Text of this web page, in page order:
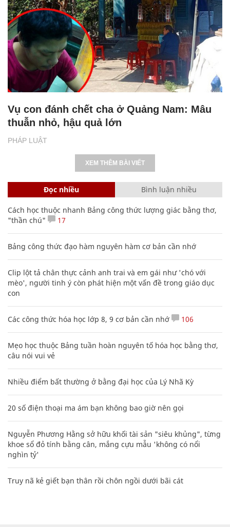
PHÁP LUẬT
Vụ con đánh chết cha ở Quảng Nam: Mâu
thuẫn nhỏ, hậu quả lớn
XEM THÊM BÀI VIẾT
Đọc nhiều Bình luận nhiều
Cách học thuộc nhanh Bảng công thức lượng giác bằng thơ,
"thần chú"
17
Bảng công thức đạo hàm nguyên hàm cơ bản cần nhớ
Clip lột tả chân thực cảnh anh trai và em gái như 'chó với
mèo', người tinh ý còn phát hiện một vấn đề trong giáo dục
con
Các công thức hóa học lớp 8, 9 cơ bản cần nhớ 106
Mẹo học thuộc Bảng tuần hoàn nguyên tố hóa học bằng thơ,
câu nói vui vẻ
Nhiều điểm bất thường ở bằng đại học của Lý Nhã Kỳ
20 số điện thoại ma ám bạn không bao giờ nên gọi
Nguyễn Phương Hằng sở hữu khối tài sản "siêu khủng", từng
khoe sổ đỏ tính bằng cân, mắng cựu mẫu 'không có nổi
nghìn tỷ'
Truy nã kẻ giết bạn thân rồi chôn ngồi dưới bãi cát